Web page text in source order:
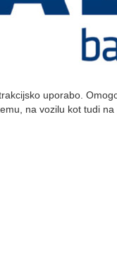
uporabo.
na vozilu kot tudi na